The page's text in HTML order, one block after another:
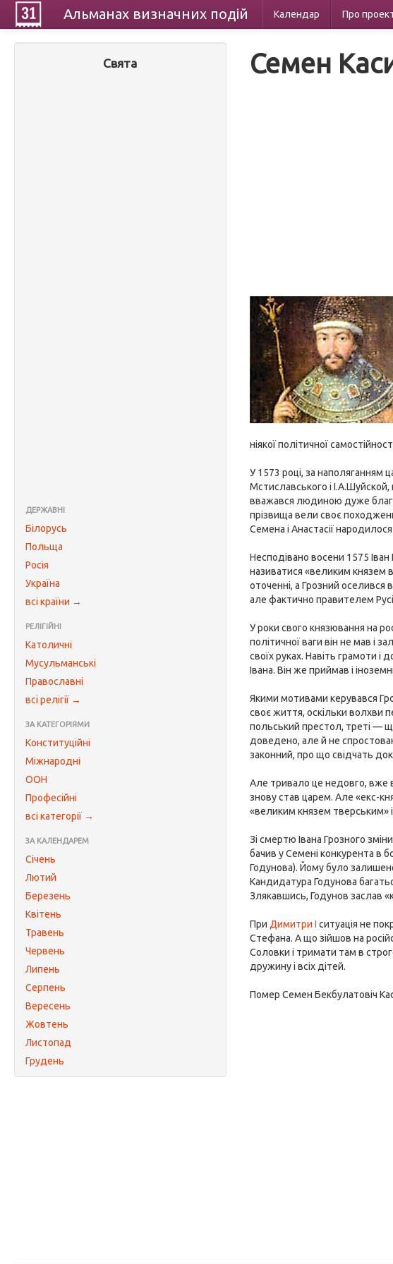
Альманах визначних подій Календар Про
Свята
ДЕРЖАВНІ
Білорусь
Польща
Росія
Україна
всі країни →
РЕЛІГІЙНІ
Католичні
Мусульманські
Православні
всі релігії →
ЗА КАТЕГОРІЯМИ
Конституційні
Міжнародні
ООН
Професійні
всі категорії →
ЗА КАЛЕНДАРЕМ
Січень
Лютий
Березень
Квітень
Травень
Червень
Липень
Серпень
Вересень
Жовтень
Листопад
Грудень
Семен
ніякої політичної
У 1573 році, за наполяганням
Мстиславського і
вважався людиною дуже
прізвища вели своє
Семена і Анастасії
Несподівано восени 1575 Іван
називатися «великим князем
оточенні, а Грозний оселився
але фактично правителем
У роки свого князювання на
політичної ваги він не мав і
своїх руках. Навіть грамоти
Івана. Він же приймав і
Якими мотивами керувався
своє життя, оскільки волхви
польський престол, треті —
доведено, але й не
законний, про що свідчать
Але тривало це недовго, вже в
знову став царем. Але «екс-
«великим князем
Зі смертю Івана Грозного
бачив у Семені конкурента в
Годунова). Йому було
Кандидатура Годунова
Злякавшись, Годунов заслав
При Димитри I ситуація не
Стефана. А що зійшов на
Соловки і тримати там в
дружину і всіх дітей.
Помер Семен Бекбулатовіч